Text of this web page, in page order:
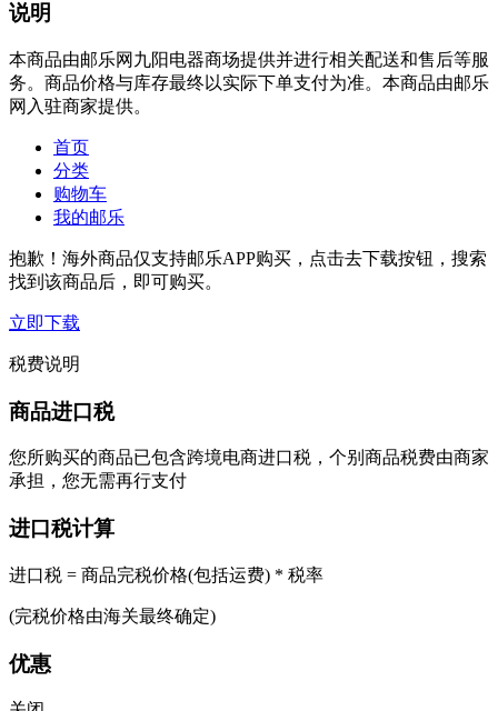
说明
本商品由邮乐网九阳电器商场提供并进行相关配送和售后等服
务。商品价格与库存最终以实际下单支付为准。本商品由邮乐
网入驻商家提供。
首页
分类
购物车
我的邮乐
抱歉！海外商品仅支持邮乐APP购买，点击去下载按钮，搜索
找到该商品后，即可购买。
立即下载
税费说明
商品进口税
您所购买的商品已包含跨境电商进口税，个别商品税费由商家
承担，您无需再行支付
进口税计算
进口税 = 商品完税价格(包括运费) * 税率
(完税价格由海关最终确定)
优惠